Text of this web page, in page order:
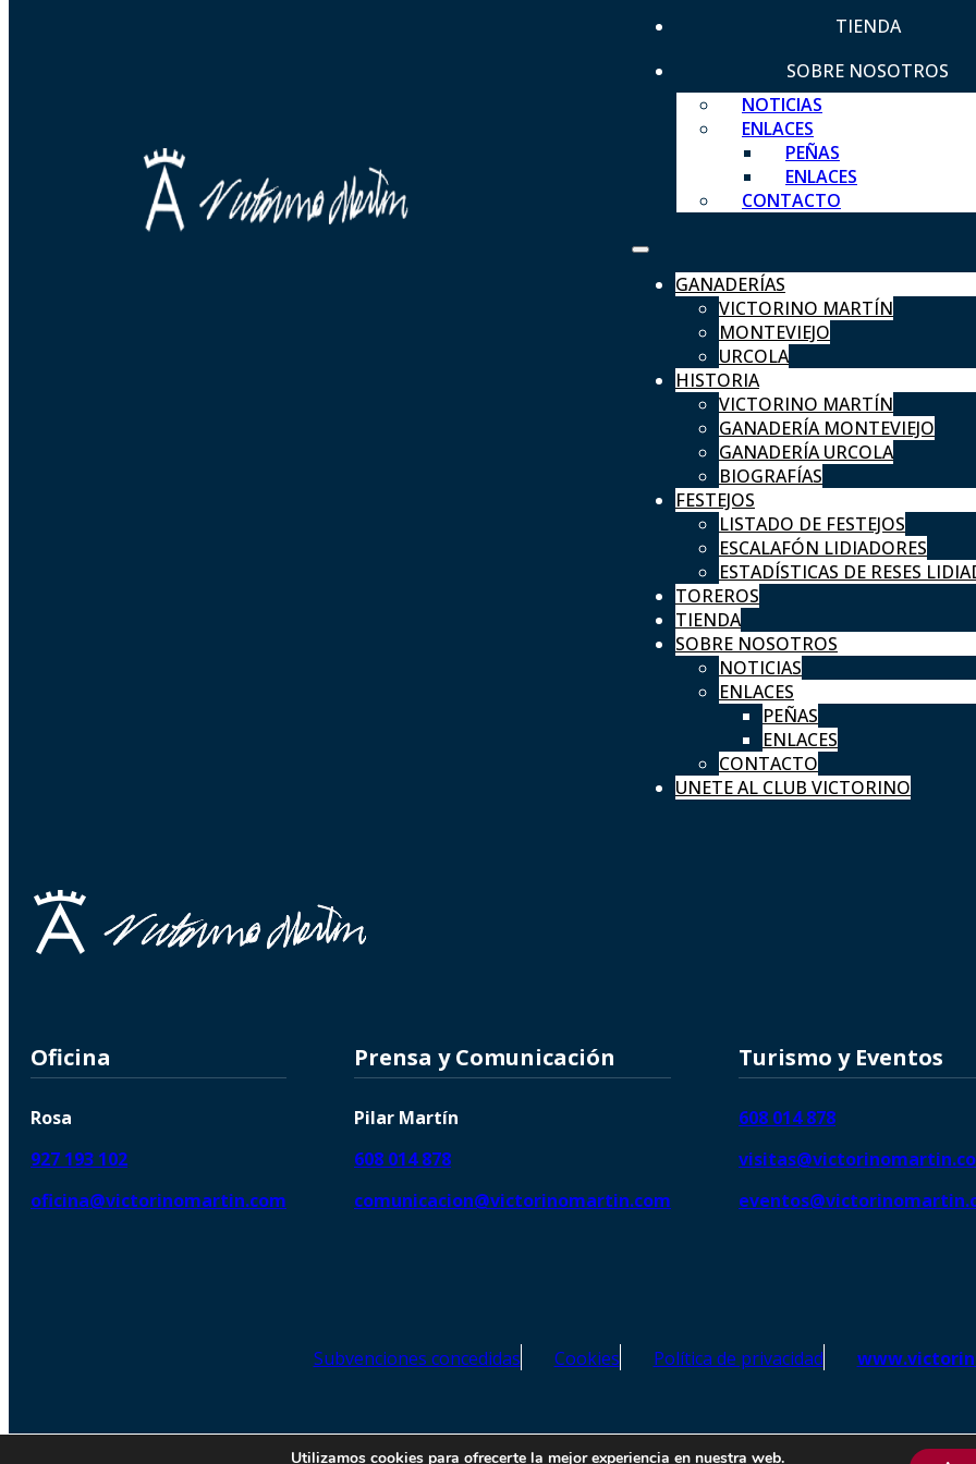
TIENDA
SOBRE NOSOTROS
NOTICIAS
ENLACES
PEÑAS
ENLACES
CONTACTO
GANADERÍAS
VICTORINO MARTÍN
MONTEVIEJO
URCOLA
HISTORIA
VICTORINO MARTÍN
GANADERÍA MONTEVIEJO
GANADERÍA URCOLA
BIOGRAFÍAS
FESTEJOS
LISTADO DE FESTEJOS
ESCALAFÓN LIDIADORES
ESTADÍSTICAS DE RESES
TOREROS
TIENDA
SOBRE NOSOTROS
NOTICIAS
ENLACES
PEÑAS
ENLACES
CONTACTO
UNETE AL CLUB VICTORINO
Oficina
Rosa
927 193 102
oficina@victorinomartin.com
Prensa y Comunicación
Pilar Martín
608 014 878
comunicacion@victorinomartin.com
Turismo y Eventos
608 014 878
Subvenciones concedidas Cookies Política de privacidad
© 2026 Copyright © | Victorino Martín – Todos los derechos reservados | SEO de Agencia
Utilizamos cookies para ofrecerte la mejor experiencia en nuestra web.